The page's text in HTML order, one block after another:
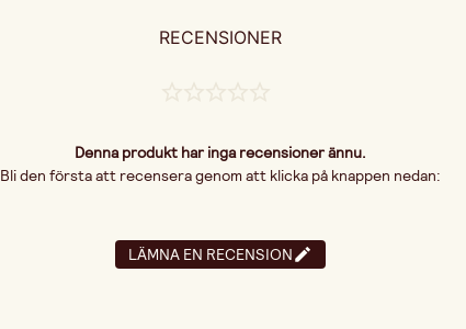
RECENSIONER
Denna produkt har inga recensioner ännu.
Bli den första att recensera genom att klicka på knappen nedan:
LÄMNA EN RECENSION